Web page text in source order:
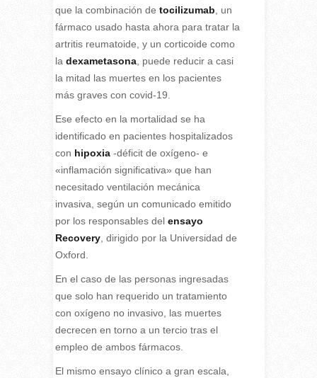
que la combinación de tocilizumab, un
fármaco usado hasta ahora para tratar la
artritis reumatoide, y un corticoide como
la dexametasona, puede reducir a casi
la mitad las muertes en los pacientes
más graves con covid-19.
Ese efecto en la mortalidad se ha
identificado en pacientes hospitalizados
con hipoxia-déficit de oxígeno- e
«inflamación significativa» que han
necesitado ventilación mecánica
invasiva, según un comunicado emitido
por los responsables del ensayo
Recovery, dirigido por la Universidad de
Oxford.
En el caso de las personas ingresadas
que solo han requerido un tratamiento
con oxígeno no invasivo, las muertes
decrecen en torno a un tercio tras el
empleo de ambos fármacos.
El mismo ensayo clínico a gran escala,